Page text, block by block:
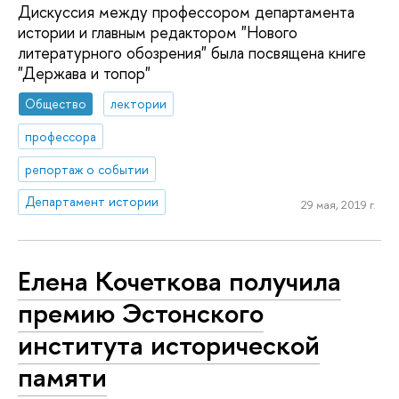
Дискуссия между профессором департамента
истории и главным редактором "Нового
литературного обозрения" была посвящена книге
"Держава и топор"
Общество
лектории
профессора
репортаж о событии
Департамент истории
29 мая, 2019 г.
Елена Кочеткова получила
премию Эстонского
института исторической
памяти